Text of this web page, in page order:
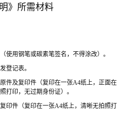
》所需材料
使用钢笔或碳素笔签名，不得涂改）。
登记表。
件及复印件（复印在一张A4纸上，正面在
打印，无过期身份证）。
印件（复印在一张A4纸上，清晰无拍照打